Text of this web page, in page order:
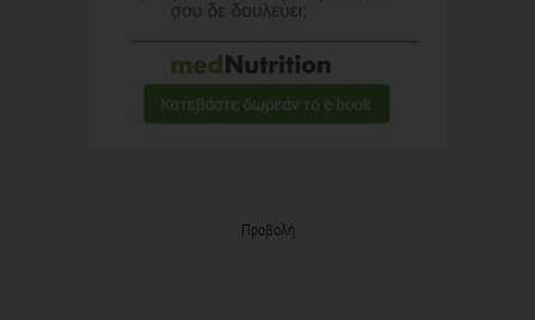
Προβολή